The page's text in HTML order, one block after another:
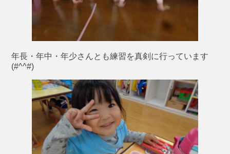
年長・年中・年少さんとも練習を真剣に行っています
(#^^#)